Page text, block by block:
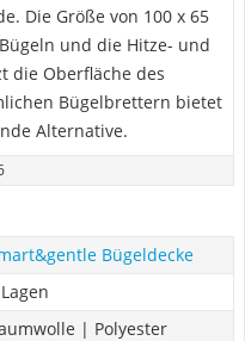
Die Größe von 100 x 65
und die Hitze- und
die Oberfläche des
Bügelbrettern bietet
Alternative.
Bügeldecke
| Polyester